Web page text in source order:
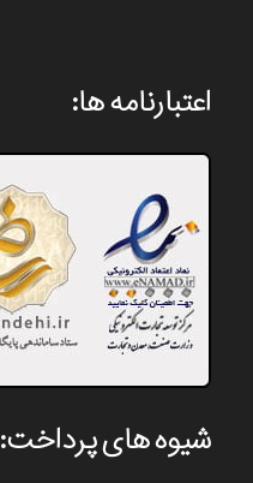
اعتبارنامه ها:
شیوه های پرداخت: